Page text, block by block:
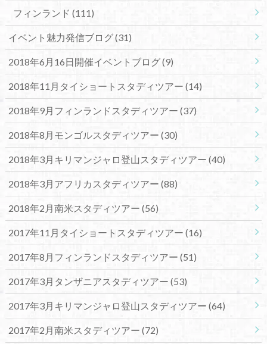
フィンランド (111)
イベント魅力発信ブログ(31)
2018年6月16日開催イベントブログ(9)
2018年11月タイショートスタディツアー (14)
2018年9月フィンランドスタディツアー (37)
2018年8月モンゴルスタディツアー (30)
2018年3月キリマンジャロ登山スタディツアー (40)
2018年3月アフリカスタディツアー (88)
2018年2月南米スタディツアー (56)
2017年11月タイショートスタディツアー (16)
2017年8月フィンランドスタディツアー (51)
2017年3月タンザニアスタディツアー (53)
2017年3月キリマンジャロ登山スタディツアー (64)
2017年2月南米スタディツアー (72)